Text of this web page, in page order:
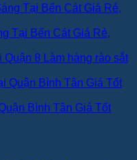
Tại Bến Cát Giá Rẻ,
Làm hàng rào sắt
Bình Tân Giá Tốt